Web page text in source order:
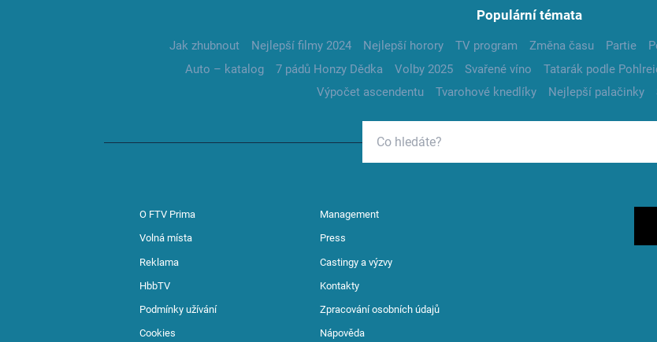
Populární témata
Jak zhubnout Nejlepší filmy 2024 Nejlepší horory TV program Změna času Partie
Auto – katalog
7 pádů Honzy Dědka Volby 2025 Svařené víno Tatarák podle
Výpočet ascendentu
Tvarohové knedlíky Nejlepší palačinky
O FTV Prima Management
Volná místa Press
Reklama Castingy a výzvy
HbbTV Kontakty
Podmínky užívání Zpracování osobních údajů
Cookies Nápověda